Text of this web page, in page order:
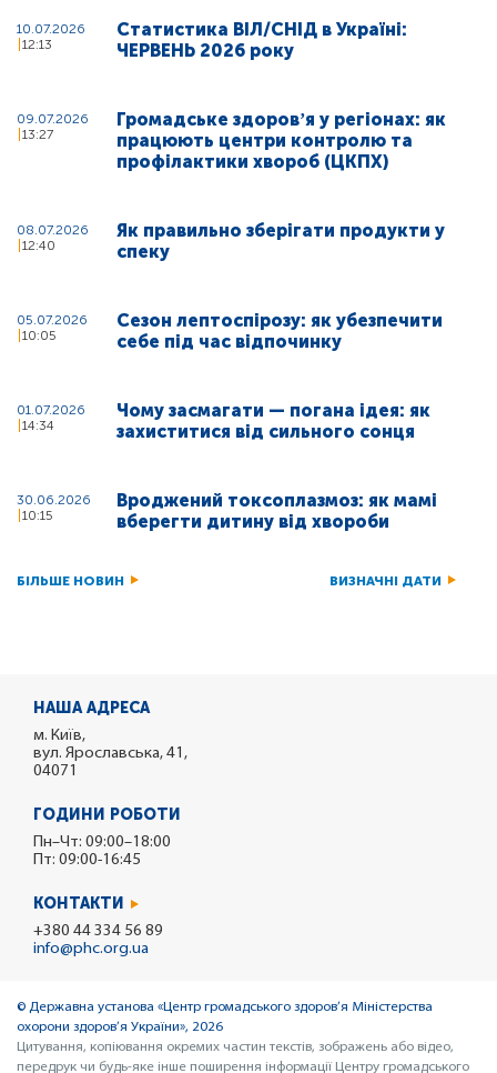
10.07.2026
12:13
Статистика ВІЛ/СНІД в Україні:
ЧЕРВЕНЬ 2026 року
09.07.2026
13:27
Громадське здоровʼя у регіонах: як
працюють центри контролю та
профілактики хвороб (ЦКПХ)
08.07.2026
12:40
Як правильно зберігати продукти у
спеку
05.07.2026
10:05
Сезон лептоспірозу: як убезпечити
себе під час відпочинку
01.07.2026
14:34
Чому засмагати — погана ідея: як
захиститися від сильного сонця
30.06.2026
10:15
Вроджений токсоплазмоз: як мамі
вберегти дитину від хвороби
БІЛЬШЕ НОВИН ВИЗНАЧНІ ДАТИ
НАША АДРЕСА
м. Київ,
вул. Ярославська, 41,
04071
ГОДИНИ РОБОТИ
Пн–Чт: 09:00–18:00
Пт: 09:00-16:45
КОНТАКТИ
+380 44 334 56 89
info@phc.org.ua
© Державна установа «Центр громадського здоров’я Міністерства
охорони здоров’я України», 2026
Цитування, копіювання окремих частин текстів, зображень або відео,
передрук чи будь-яке інше поширення інформації Центру громадського